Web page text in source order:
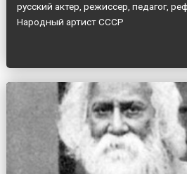
русский актер, режиссер, педагог,
Народный артист СССР